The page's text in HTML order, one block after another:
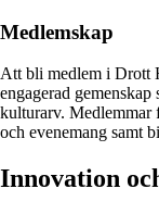
Medlemskap
Att bli medlem i Drott
engagerad
kulturarv. Medlemmar
och evenemang samt
Innovation